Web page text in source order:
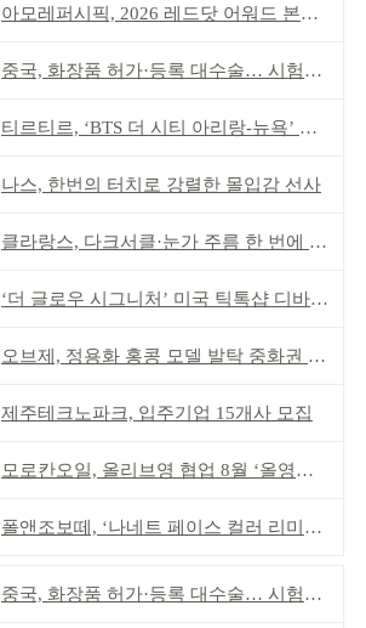
아모레퍼시픽, 2026 레드닷 어워드 본상 2개 수상
중국, 화장품 허가·등록 대수술… 시험자료 공용 허용
티르티르, ‘BTS 더 시티 아리랑-뉴욕’ 참여
나스, 한번의 터치로 강렬한 몰입감 선사
클라랑스, 다크서클·눈가 주름 한 번에 더블 케어
‘더 글로우 시그니처’ 미국 틱톡샵 디바이스 부문 1위
오브제, 정용화 홍콩 모델 발탁 중화권 공략 강화
제주테크노파크, 입주기업 15개사 모집
모로칸오일, 올리브영 협업 8월 ‘올영픽’ 선정
폴앤조보떼, ‘나네트 페이스 컬러 리미티드’ 출시
중국, 화장품 허가·등록 대수술… 시험자료 공용 허용